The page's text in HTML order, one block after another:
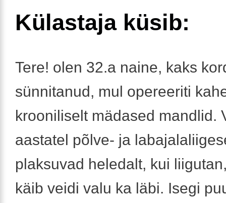
Külastaja küsib:
Tere! olen 32.a naine, kaks
sünnitanud, mul opereeriti
krooniliselt mädased mandlid.
aastatel põlve- ja
plaksuvad heledalt, kui
käib veidi valu ka läbi. Isegi